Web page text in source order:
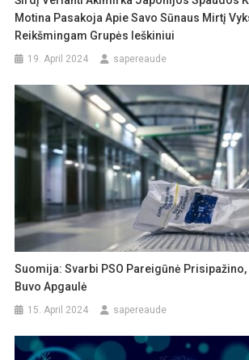
Motina Pasakoja Apie Savo Sūnaus Mirtį
Reikšmingam Grupės Ieškiniui
19. April 2024 sapereaude
Suomija: Svarbi PSO Pareigūnė Prisipažino,
Buvo Apgaulė
15. April 2024 sapereaude